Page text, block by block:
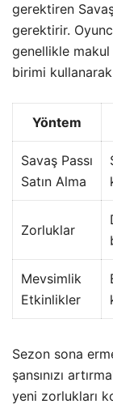
gerektiren
gerektirir.
genellikle
birimi kullanarak
Yöntem
Savaş Passı
Satın Alma
Zorluklar
Mevsimlik
Etkinlikler
Sezon sona
şansınızı
yeni zorlukları